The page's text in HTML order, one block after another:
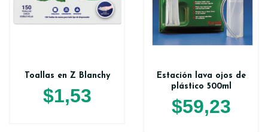
Toallas en Z Blanchy
$1,53
Estación lava ojos de
plástico 500ml
$59,23